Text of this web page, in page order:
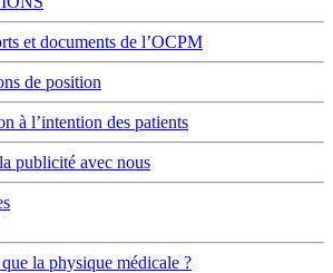
et documents de l’OCPM
de position
à l’intention des patients
publicité avec nous
la physique médicale ?